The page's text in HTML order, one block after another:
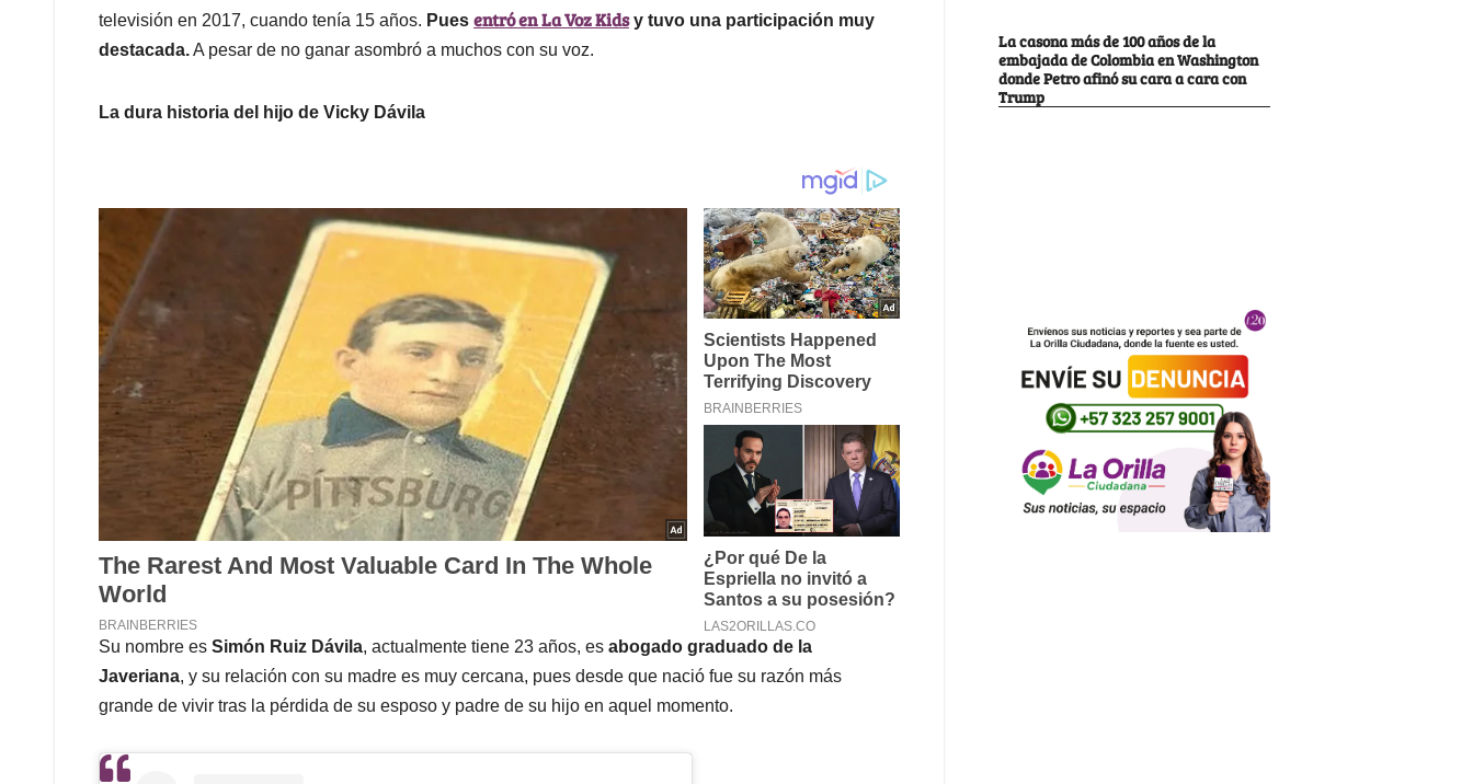
televisión en 2017, cuando tenía 15 años. Pues entró en La Voz Kidsy tuvo una participación muy
destacada.A pesar de no ganar asombró a muchos con su voz.
La dura historia del hijo de Vicky Dávila
Su nombre es Simón Ruiz Dávila, actualmente tiene 23 años, es abogado graduado de la
Javeriana, y su relación con su madre es muy cercana, pues desde que nació fue su razón más
grande de vivir tras la pérdida de su esposo y padre de su hijo en aquel momento.
La casona más de 100 años de la
embajada de Colombia en Washington
donde Petro afinó su cara a cara con
Trump